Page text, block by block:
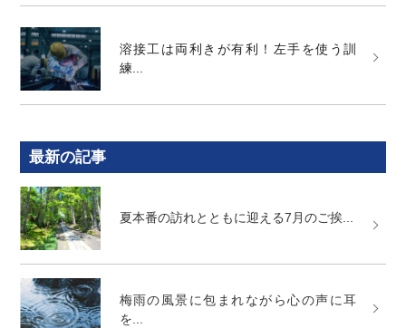
溶接工は両利きが有利！左手を使う訓
練...
最新の記事
夏本番の訪れとともに迎える7月のご挨...
梅雨の風景に包まれながら心の声に耳
を...